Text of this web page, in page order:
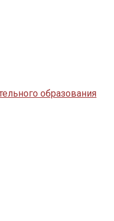
образования